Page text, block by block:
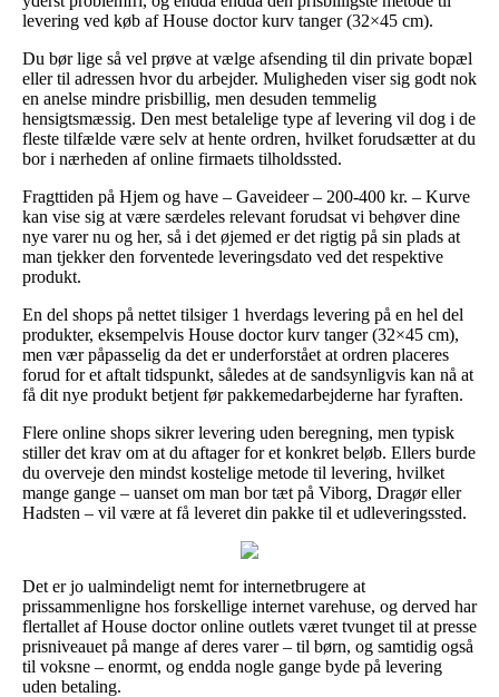
levering ved køb af House doctor kurv tanger (32×45 cm).
Du bør lige så vel prøve at vælge afsending til din private bopæl
eller til adressen hvor du arbejder. Muligheden viser sig godt nok
en anelse mindre prisbillig, men desuden temmelig
hensigtsmæssig. Den mest betalelige type af levering vil dog i de
fleste tilfælde være selv at hente ordren, hvilket forudsætter at du
bor i nærheden af online firmaets tilholdssted.
Fragttiden på Hjem og have – Gaveideer – 200-400 kr. – Kurve
kan vise sig at være særdeles relevant forudsat vi behøver dine
nye varer nu og her, så i det øjemed er det rigtig på sin plads at
man tjekker den forventede leveringsdato ved det respektive
produkt.
En del shops på nettet tilsiger 1 hverdags levering på en hel del
produkter, eksempelvis House doctor kurv tanger (32×45 cm),
men vær påpasselig da det er underforstået at ordren placeres
forud for et aftalt tidspunkt, således at de sandsynligvis kan nå at
få dit nye produkt betjent før pakkemedarbejderne har fyraften.
Flere online shops sikrer levering uden beregning, men typisk
stiller det krav om at du aftager for et konkret beløb. Ellers burde
du overveje den mindst kostelige metode til levering, hvilket
mange gange – uanset om man bor tæt på Viborg, Dragør eller
Hadsten – vil være at få leveret din pakke til et udleveringssted.
Det er jo ualmindeligt nemt for internetbrugere at
prissammenligne hos forskellige internet varehuse, og derved har
flertallet af House doctor online outlets været tvunget til at presse
prisniveauet på mange af deres varer – til børn, og samtidig også
til voksne – enormt, og endda nogle gange byde på levering
uden betaling.